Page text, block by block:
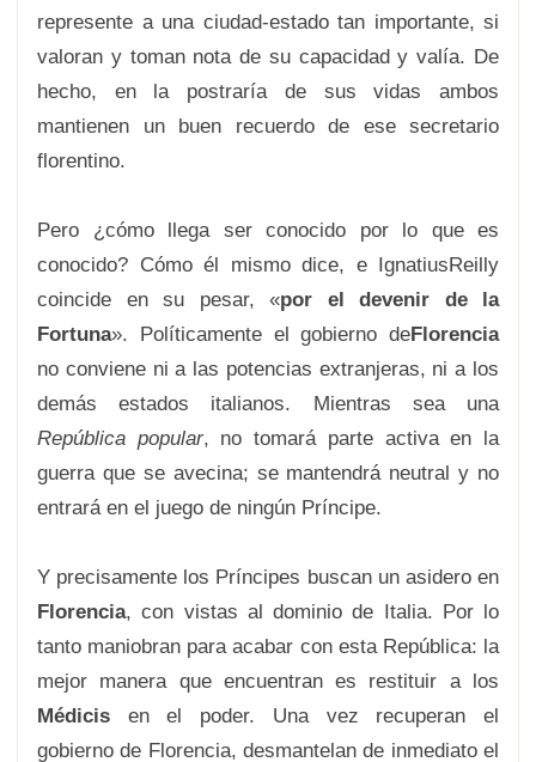
represente a una ciudad-estado tan importante, si
valoran y toman nota de su capacidad y valía. De
hecho, en la postraría de sus vidas ambos
mantienen un buen recuerdo de ese secretario
florentino.
Pero ¿cómo llega ser conocido por lo que es
conocido? Cómo él mismo dice, e IgnatiusReilly
coincide en su pesar, «por el devenir de la
Fortuna». Políticamente el gobierno deFlorencia
no conviene ni a las potencias extranjeras, ni a los
demás estados italianos. Mientras sea una
República popular, no tomará parte activa en la
guerra que se avecina; se mantendrá neutral y no
entrará en el juego de ningún Príncipe.
Y precisamente los Príncipes buscan un asidero en
Florencia, con vistas al dominio de Italia. Por lo
tanto maniobran para acabar con esta República: la
mejor manera que encuentran es restituir a los
Médicis en el poder. Una vez recuperan el
gobierno de Florencia, desmantelan de inmediato el